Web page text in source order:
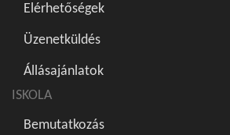
Elérhetőségek
Üzenetküldés
Állásajánlatok
ISKOLA
Bemutatkozás